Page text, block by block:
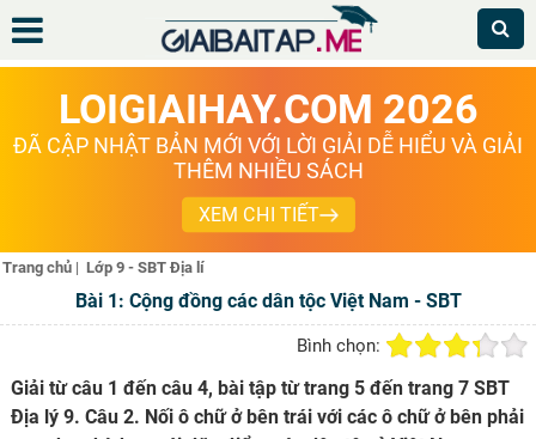
LOIGIAIHAY.COM 2026
ĐÃ CẬP NHẬT BẢN MỚI VỚI LỜI GIẢI DỄ HIỂU VÀ GIẢI
THÊM NHIỀU SÁCH
XEM CHI TIẾT
Trang chủ | Lớp 9 - SBT Địa lí
Bài 1: Cộng đồng các dân tộc Việt Nam - SBT
Bình chọn:
Giải từ câu 1 đến câu 4, bài tập từ trang 5 đến trang 7 SBT
Địa lý 9. Câu 2. Nối ô chữ ở bên trái với các ô chữ ở bên phải